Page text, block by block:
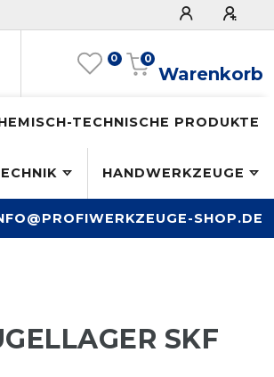
0
Warenkorb
0
TECHNISCHE PRODUKTE
HANDWERKZEUGE
SHOP.DE
SKF